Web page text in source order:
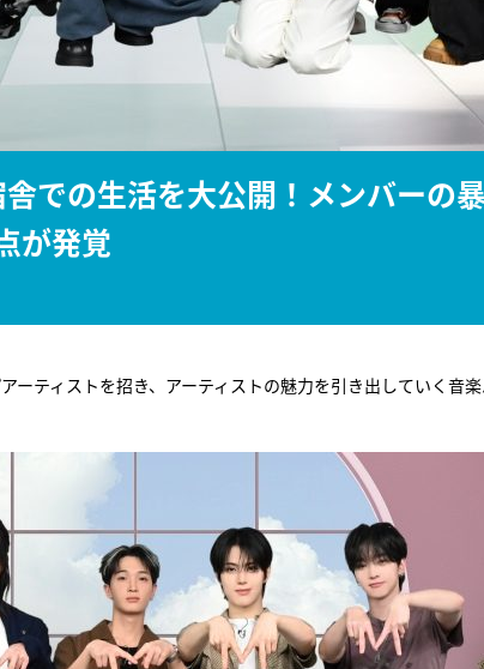
での生活を大公開！メンバーの
が発覚
ーティストを招き、アーティストの魅力を引き出していく音